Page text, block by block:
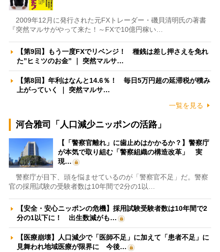
2009年12月に発行された元FXトレーダー・磯貝清明氏の著書
『突然マルサがやって来た！～FXで10億円稼い…
【第9回】もう一度FXでリベンジ！ 種銭は差し押さえを免れ
た”ヒミツのお金” ｜ 突然マルサ…
【第8回】年利はなんと14.6％！ 毎日5万円超の延滞税が積み
上がっていく ｜ 突然マルサ…
一覧を見る
河合雅司「人口減少ニッポンの活路」
【「警察官離れ」に歯止めはかかるか？】警察庁
が本気で取り組む「警察組織の構造改革」 実
現…
警察庁が目下、頭を悩ませているのが「警察官不足」だ。警察
官の採用試験の受験者数は10年間で2分の1以…
【安全・安心ニッポンの危機】採用試験受験者数は10年間で2
分の1以下に！ 出生数減がも…
【医療崩壊】人口減少で「医師不足」に加えて「患者不足」に
見舞われ地域医療が限界に 今後…